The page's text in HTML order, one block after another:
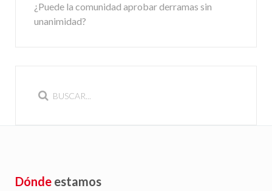
¿Puede la comunidad aprobar derramas sin
unanimidad?
Dónde estamos